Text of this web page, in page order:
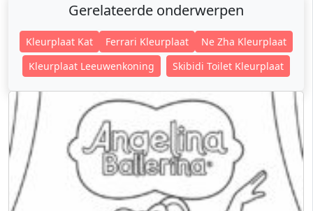
Gerelateerde onderwerpen
Kleurplaat Kat Ferrari Kleurplaat
Ne Zha Kleurplaat
Kleurplaat Leeuwenkoning
Skibidi Toilet Kleurplaat